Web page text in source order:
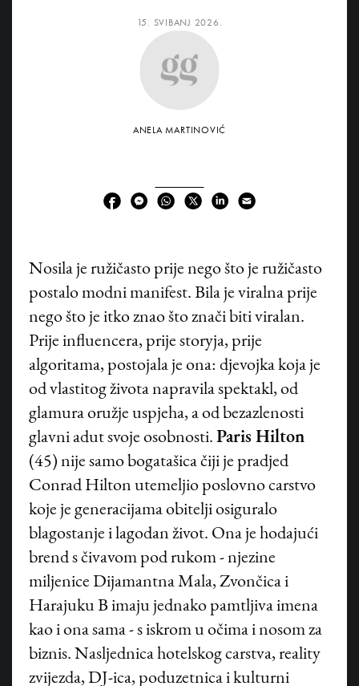
15. SVIBANJ 2026.
ANELA MARTINOVIĆ
Nosila je ružičasto prije nego što je ružičasto
postalo modni manifest. Bila je viralna prije
nego što je itko znao što znači biti viralan.
Prije influencera, prije storyja, prije
algoritama, postojala je ona: djevojka koja je
od vlastitog života napravila spektakl, od
glamura oružje uspjeha, a od bezazlenosti
glavni adut svoje osobnosti.Paris Hilton
(45) nije samo bogatašica čiji je pradjed
Conrad Hilton utemeljio poslovno carstvo
koje je generacijama obitelji osiguralo
blagostanje i lagodan život. Ona je hodajući
brend s čivavom pod rukom - njezine
miljenice Dijamantna Mala, Zvončica i
Harajuku B imaju jednako pamtljiva imena
kao i ona sama - s iskrom u očima i nosom za
biznis. Nasljednica hotelskog carstva, reality
zvijezda, DJ-ica, poduzetnica i kulturni